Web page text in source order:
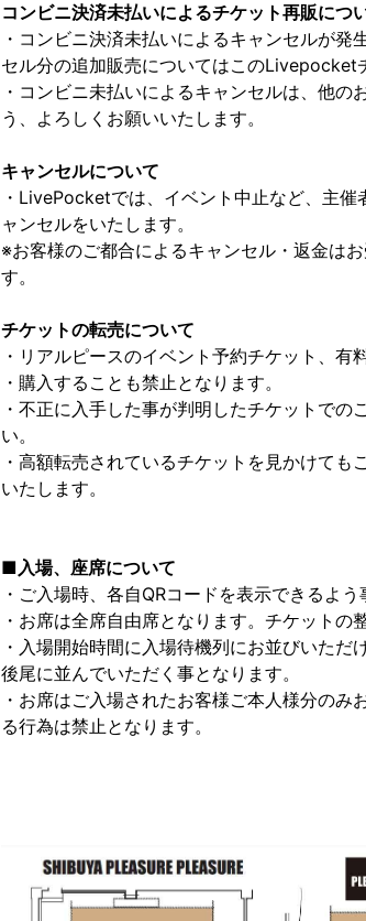
コンビニ決済未払いによるチケット再販につ
・コンビニ決済未払いによるキャンセルが
セル分の追加販売についてはこのLivepocket
・コンビニ未払いによるキャンセルは、他
う、よろしくお願いいたします。
キャンセルについて
・LivePocketでは、イベント中止など、主
ャンセルをいたします。
※お客様のご都合によるキャンセル・返金は
す。
チケットの転売について
・リアルピースのイベント予約チケット、有
・購入することも禁止となります。
・不正に入手した事が判明したチケットで
い。
・高額転売されているチケットを見かけて
いたします。
■入場、座席について
・ご入場時、各自QRコードを表示できるよう
・お席は全席自由席となります。チケットの
・入場開始時間に入場待機列にお並びいた
後尾に並んでいただく事となります。
・お席はご入場されたお客様ご本人様分の
る行為は禁止となります。